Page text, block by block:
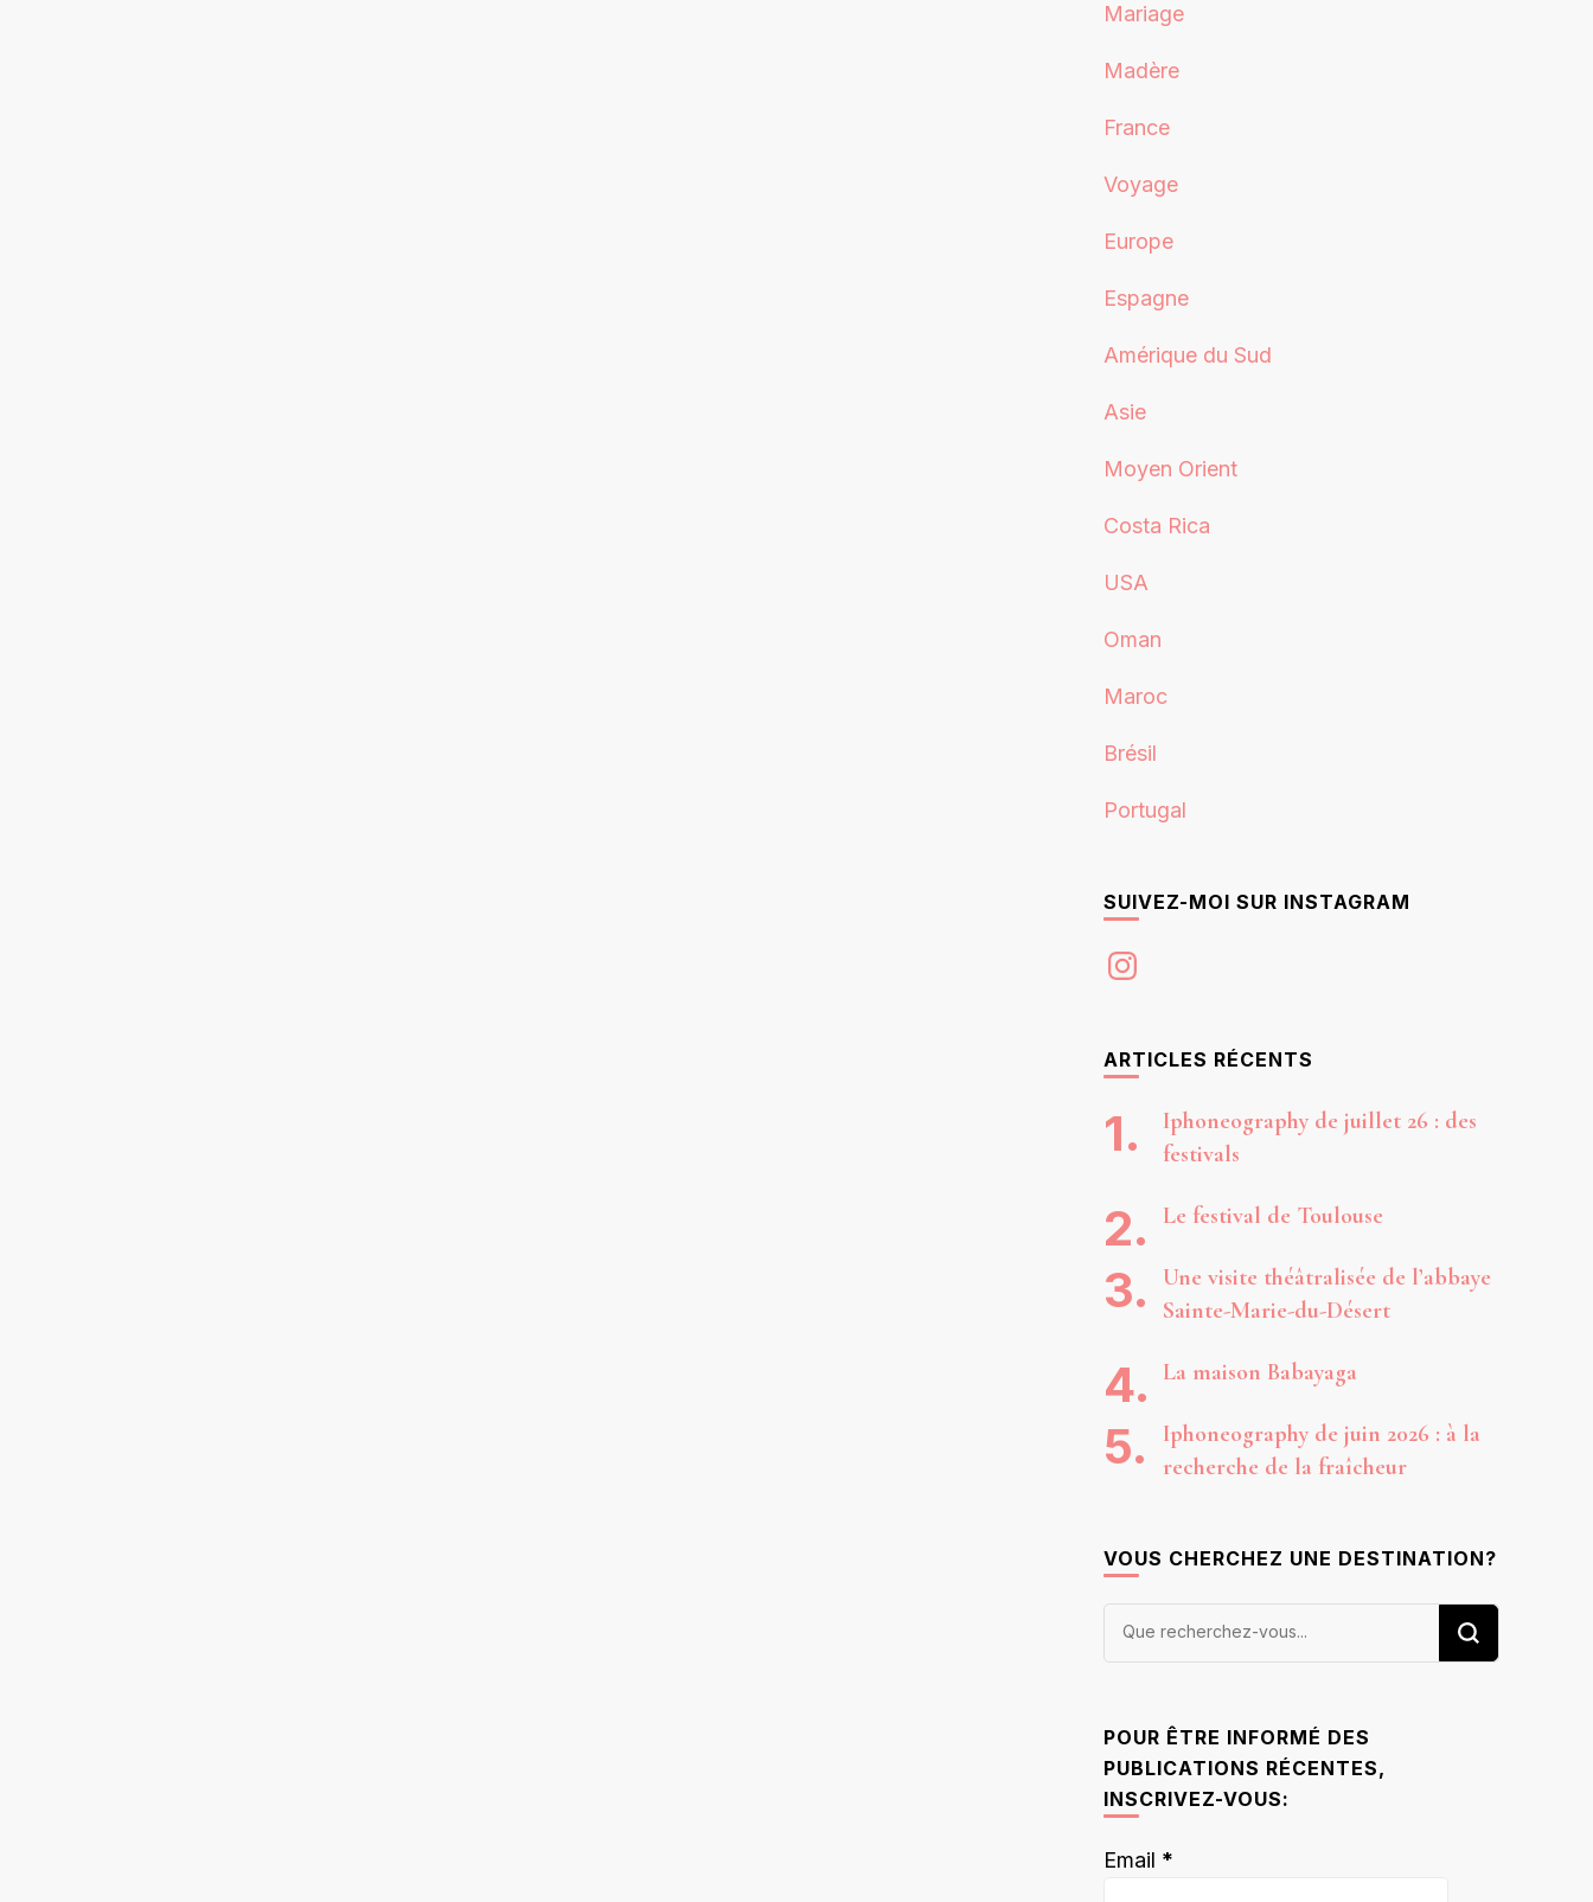
Mariage
Madère
France
Voyage
Europe
Espagne
Amérique du Sud
Asie
Moyen Orient
Costa Rica
USA
Oman
Maroc
Brésil
Portugal
SUIVEZ-MOI SUR INSTAGRAM
Instagram
ARTICLES RÉCENTS
Iphoneography de juillet 26 : des
festivals
Le festival de Toulouse
Une visite théâtralisée de l’abbaye
Sainte-Marie-du-Désert
La maison Babayaga
Iphoneography de juin 2026 : à la
recherche de la fraîcheur
VOUS CHERCHEZ UNE DESTINATION?
Vous
POUR ÊTRE INFORMÉ DES
PUBLICATIONS RÉCENTES,
INSCRIVEZ-VOUS:
Email *